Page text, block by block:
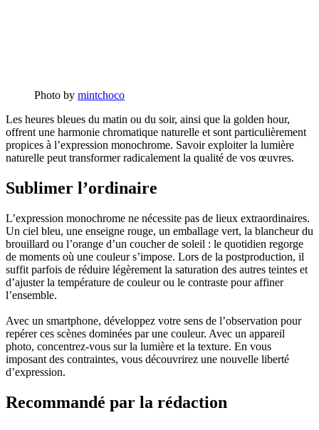
Photo by mintchoco
Les heures bleues du matin ou du soir, ainsi que la golden hour,
offrent une harmonie chromatique naturelle et sont particulièrement
propices à l’expression monochrome. Savoir exploiter la lumière
naturelle peut transformer radicalement la qualité de vos œuvres.
Sublimer l’ordinaire
L’expression monochrome ne nécessite pas de lieux extraordinaires.
Un ciel bleu, une enseigne rouge, un emballage vert, la blancheur du
brouillard ou l’orange d’un coucher de soleil : le quotidien regorge
de moments où une couleur s’impose. Lors de la postproduction, il
suffit parfois de réduire légèrement la saturation des autres teintes et
d’ajuster la température de couleur ou le contraste pour affiner
l’ensemble.
Avec un smartphone, développez votre sens de l’observation pour
repérer ces scènes dominées par une couleur. Avec un appareil
photo, concentrez-vous sur la lumière et la texture. En vous
imposant des contraintes, vous découvrirez une nouvelle liberté
d’expression.
Recommandé par la rédaction